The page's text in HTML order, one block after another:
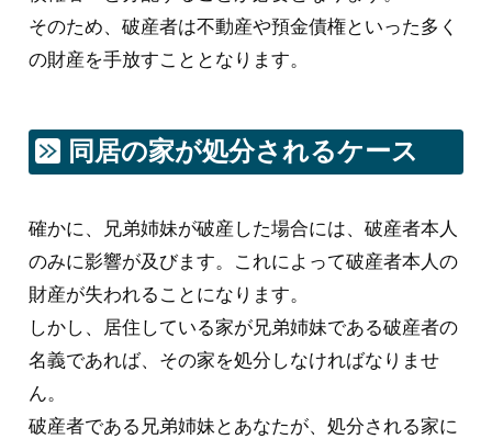
そのため、破産者は不動産や預金債権といった多く
の財産を手放すこととなります。
同居の家が処分されるケース
確かに、兄弟姉妹が破産した場合には、破産者本人
のみに影響が及びます。これによって破産者本人の
財産が失われることになります。
しかし、居住している家が兄弟姉妹である破産者の
名義であれば、その家を処分しなければなりませ
ん。
破産者である兄弟姉妹とあなたが、処分される家に